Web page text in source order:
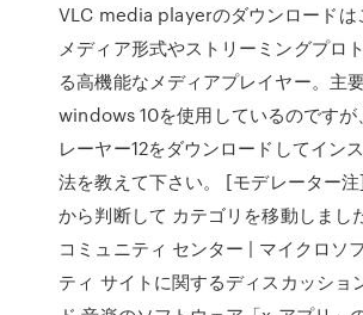
VLC media playerのダウンロードは
メディア形式やストリーミングプロ
る高機能なメディアプレイヤー。主
windows 10を使用しているのですが
レーヤー12をダウンロードしてイン
法を教えて下さい。 [モデレーター
から判断して カテゴリを移動しまし
コミュニティ センター | マイクロソ
ティ サイトに関するディスカッショ